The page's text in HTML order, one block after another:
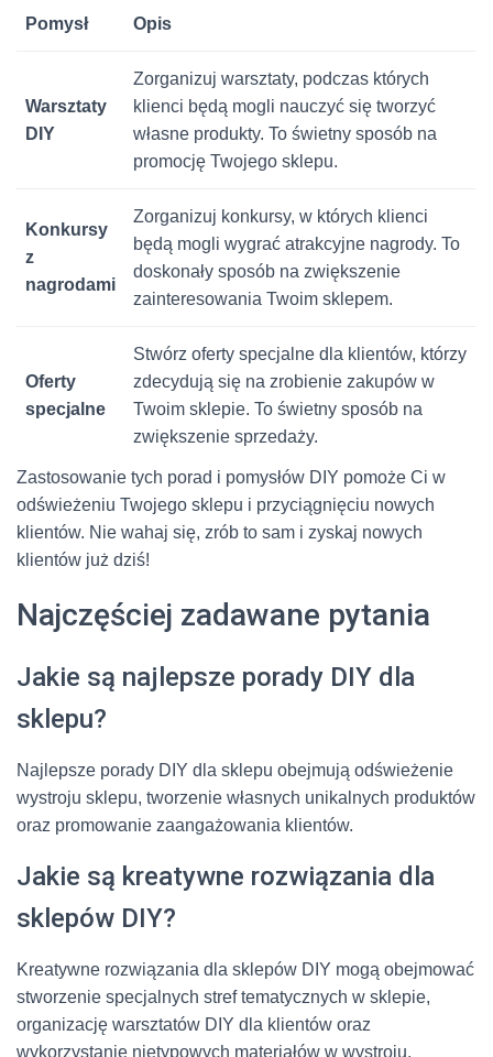
Pomysł Opis
Warsztaty
DIY
Zorganizuj warsztaty, podczas których
klienci będą mogli nauczyć się tworzyć
własne produkty. To świetny sposób na
promocję Twojego sklepu.
Konkursy
z
nagrodami
Zorganizuj konkursy, w których klienci
będą mogli wygrać atrakcyjne nagrody. To
doskonały sposób na zwiększenie
zainteresowania Twoim sklepem.
Oferty
specjalne
Stwórz oferty specjalne dla klientów, którzy
zdecydują się na zrobienie zakupów w
Twoim sklepie. To świetny sposób na
zwiększenie sprzedaży.
Zastosowanie tych porad i pomysłów DIY pomoże Ci w
odświeżeniu Twojego sklepu i przyciągnięciu nowych
klientów. Nie wahaj się, zrób to sam i zyskaj nowych
klientów już dziś!
Najczęściej zadawane pytania
Jakie są najlepsze porady DIY dla
sklepu?
Najlepsze porady DIY dla sklepu obejmują odświeżenie
wystroju sklepu, tworzenie własnych unikalnych produktów
oraz promowanie zaangażowania klientów.
Jakie są kreatywne rozwiązania dla
sklepów DIY?
Kreatywne rozwiązania dla sklepów DIY mogą obejmować
stworzenie specjalnych stref tematycznych w sklepie,
organizację warsztatów DIY dla klientów oraz
wykorzystanie nietypowych materiałów w wystroju.